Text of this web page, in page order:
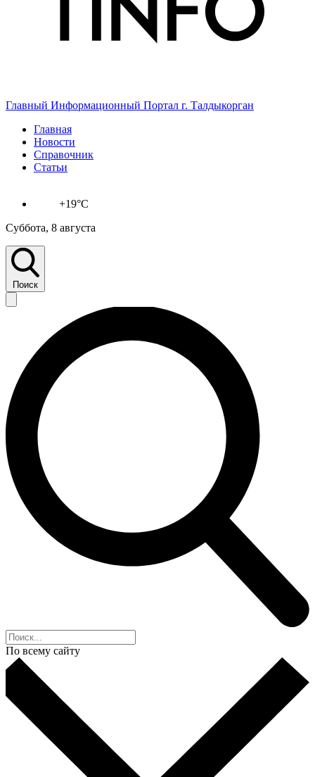
Главный Информационный Портал г. Талдыкорган
Главная
Новости
Справочник
Статьи
+19°C
Суббота, 8 августа
Поиск
По всему сайту